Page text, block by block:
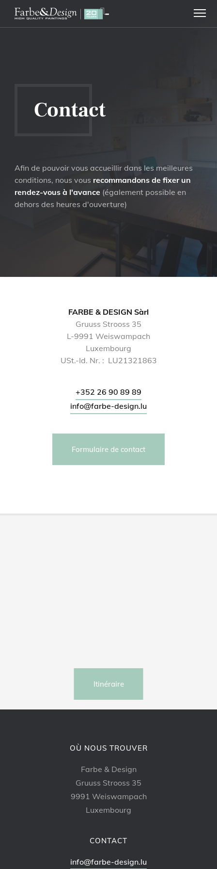
Contact
Afin de pouvoir vous accueillir dans les meilleures
conditions, nous vous recommandons de fixer un
rendez-vous à l'avance (également possible en
dehors des heures d'ouverture)
FARBE & DESIGN Sàrl
Gruuss Strooss 35
L-9991 Weiswampach
Luxembourg
USt.-Id. Nr. : LU21321863
+352 26 90 89 89
info@farbe-design.lu
Formulaire de contact
Itinéraire
OÙ NOUS TROUVER
Farbe & Design
Gruuss Strooss 35
9991 Weiswampach
Luxembourg
CONTACT
info@farbe-design.lu